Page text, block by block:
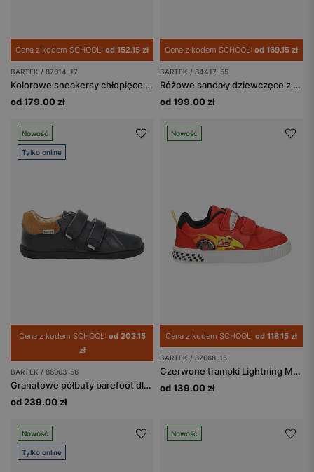
Cena z kodem SCHOOL: od 152.15 zł
BARTEK / 87014-17
Kolorowe sneakersy chłopięce BARTEK 87014-17
od 179.00 zł
Cena z kodem SCHOOL: od 169.15 zł
BARTEK / 84417-55
Różowe sandały dziewczęce z aplikacją w kwiaty z dwoiny foliowanej
od 199.00 zł
Nowość
Tylko online
Cena z kodem SCHOOL: od 203.15
zł
BARTEK / 86003-56
Granatowe półbuty barefoot dla dzieci BARTEK 86003-56
od 239.00 zł
Nowość
Cena z kodem SCHOOL: od 118.15 zł
BARTEK / 87068-15
Czerwone trampki Lightning McQueen BARTEK 87068-15
od 139.00 zł
Nowość
Tylko online
Nowość